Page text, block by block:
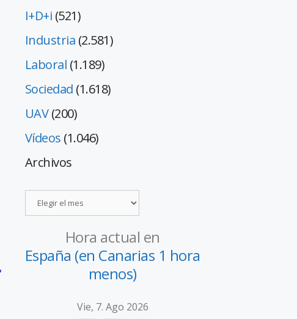
I+D+i (521)
Industria (2.581)
Laboral (1.189)
Sociedad (1.618)
UAV(200)
Vídeos (1.046)
Archivos
Hora actual en
España (en Canarias 1 hora
menos)